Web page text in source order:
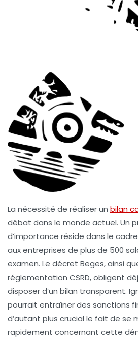
La nécessité de réaliser un bilan
débat dans le monde actuel. Un
d’importance réside dans le
aux entreprises de plus de 500
examen. Le décret Beges, ainsi
réglementation CSRD, obligent
disposer d’un bilan transparent.
pourrait entraîner des sanctions
d’autant plus crucial le fait de se
rapidement concernant cette